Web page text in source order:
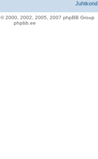
Juhtkond
© 2000, 2002, 2005, 2007 phpBB Group
phpbb.ee